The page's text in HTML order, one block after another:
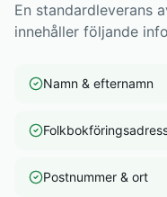
En standardleverans
innehåller följande
Namn & efternamn
Postnummer & ort